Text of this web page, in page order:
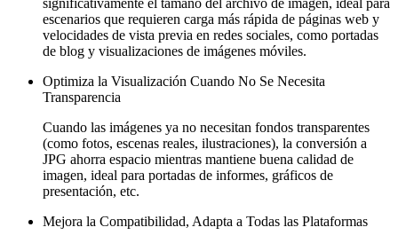
significativamente el tamaño del archivo de imagen, ideal para
escenarios que requieren carga más rápida de páginas web y
velocidades de vista previa en redes sociales, como portadas
de blog y visualizaciones de imágenes móviles.
Optimiza la Visualización Cuando No Se Necesita
Transparencia
Cuando las imágenes ya no necesitan fondos transparentes
(como fotos, escenas reales, ilustraciones), la conversión a
JPG ahorra espacio mientras mantiene buena calidad de
imagen, ideal para portadas de informes, gráficos de
presentación, etc.
Mejora la Compatibilidad, Adapta a Todas las Plataformas